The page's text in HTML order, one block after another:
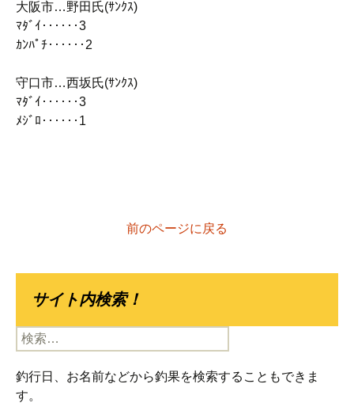
大阪市…野田氏(ｻﾝｸｽ)
ﾏﾀﾞｲ‥‥‥3
ｶﾝﾊﾟﾁ‥‥‥2
守口市…西坂氏(ｻﾝｸｽ)
ﾏﾀﾞｲ‥‥‥3
ﾒｼﾞﾛ‥‥‥1
前のページに戻る
サイト内検索！
検
索:
釣行日、お名前などから釣果を検索することもできま
す。